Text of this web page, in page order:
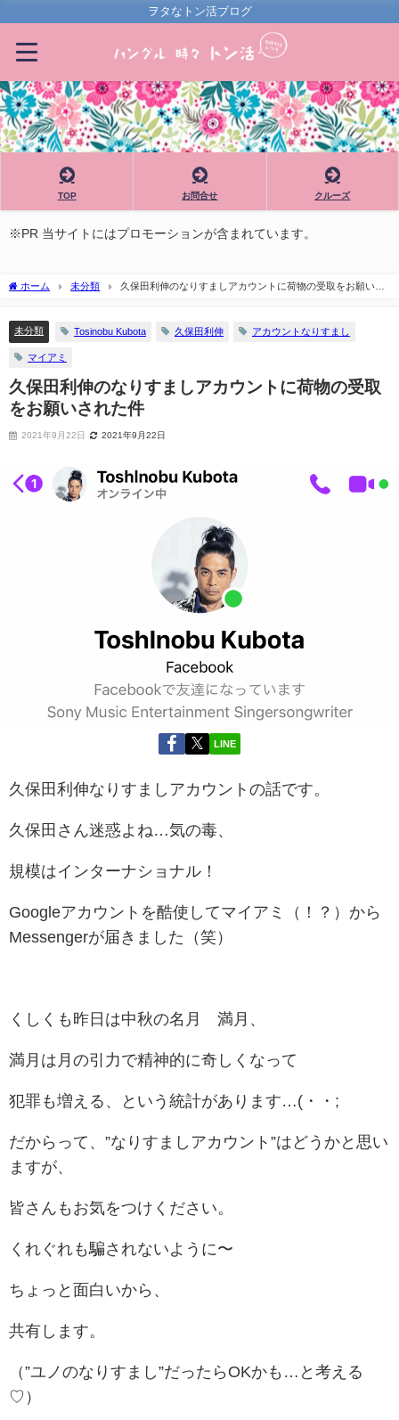
ヲタなトン活ブログ
TOP お問合せ クルーズ
※PR 当サイトにはプロモーションが含まれています。
ホーム 未分類
久保田利伸のなりすましアカウントに荷物の受取をお願いさ
未分類 Tosinobu Kubota 久保田利伸 アカウントなりすまし
マイアミ
久保田利伸のなりすましアカウントに荷物の受取
をお願いされた件
2021年9月22日 2021年9月22日
LINE
久保田利伸なりすましアカウントの話です。
久保田さん迷惑よね…気の毒、
規模はインターナショナル！
Googleアカウントを酷使してマイアミ（！？）から
Messengerが届きました（笑）
くしくも昨日は中秋の名月 満月、
満月は月の引力で精神的に奇しくなって
犯罪も増える、という統計があります…(・・;
だからって、”なりすましアカウント”はどうかと思い
ますが、
皆さんもお気をつけください。
くれぐれも騙されないように〜
ちょっと面白いから、
共有します。
（”ユノのなりすまし”だったらOKかも…と考える
♡）